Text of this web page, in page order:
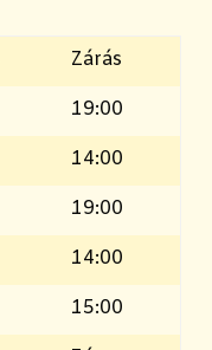
Zárás
19:00
14:00
19:00
14:00
15:00